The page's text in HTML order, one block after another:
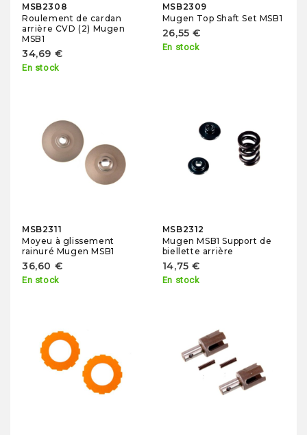
MSB2308
Roulement de cardan
arrière CVD (2) Mugen
MSB1
34,69 €
En stock
MSB2309
Mugen Top Shaft Set MSB1
26,55 €
En stock
MSB2311
Moyeu à glissement
rainuré Mugen MSB1
36,60 €
En stock
MSB2312
Mugen MSB1 Support de
biellette arrière
14,75 €
En stock